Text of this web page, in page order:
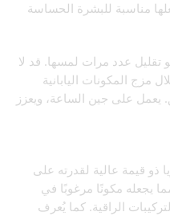
مناسبة للبشرة الحساسة
تقليل عدد مرات لمسها. قد لا
مزج المكونات اليابانية
يعمل على جين الساعة، ويعزز
ذو قيمة عالية لقدرته على
يجعله مكونًا مرغوبًا في
الراقية. كما يُعرف